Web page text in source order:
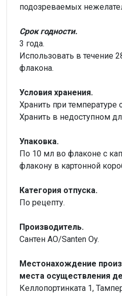
подозреваемых
Срок годности.
3 года.
Использовать в течение
флакона.
Условия хранения.
Хранить при температуре
Хранить в недоступном
Упаковка.
По 10 мл во флаконе с
флакону в картонной
Категория отпуска.
По рецепту.
Производитель.
Сантен АО/Santen Oy.
Местонахождение
места осуществления
Келлопортинката 1,